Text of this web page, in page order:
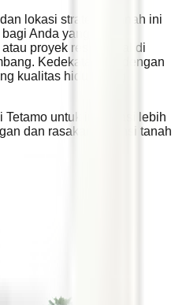
lokasi strategis, tanah ini
Anda yang ingin
proyek residensial di
Kedekatannya dengan
kualitas hidup yang
untuk informasi lebih
dan rasakan potensi tanah